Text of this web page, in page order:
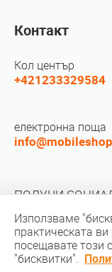
Контакт
Кол център
+421233329584
електронна поща
ПОЛУЧИ
Използваме
практическата
посещавате този
"бисквитки".